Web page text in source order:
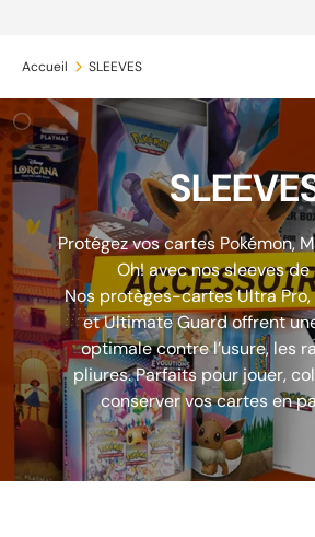
Accueil SLEEVES
Protégez vos cartes Pokémon,
Oh! avec nos sleeves
Nos protèges-cartes Ultra Pro,
et Ultimate Guard offrent
optimale contre l’usure, les
pliures. Parfaits pour jouer,
conserver vos cartes en